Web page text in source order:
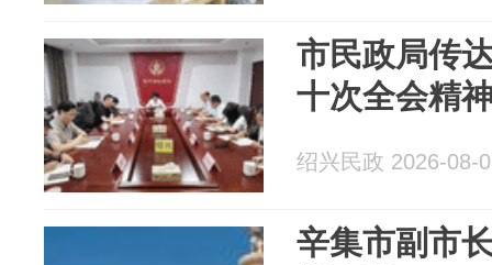
市民政局传
十次全会精
绍兴民政 2026-08-
辛集市副市